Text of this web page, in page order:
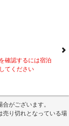
確認するには宿泊
てください
がございます。
売り切れとなっている場